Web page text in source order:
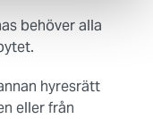
behöver alla
hyresrätt
eller från